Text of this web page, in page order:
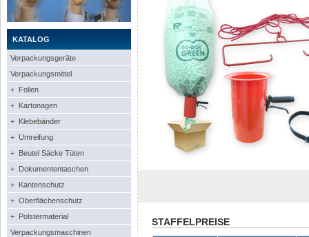
KATALOG
Verpackungsgeräte
Verpackungsmittel
+ Folien
+ Kartonagen
+ Klebebänder
+ Umreifung
+ Beutel Säcke Tüten
+ Dokumententaschen
+ Kantenschutz
+ Oberflächenschutz
+ Polstermaterial
Verpackungsmaschinen
STAFFELPREISE